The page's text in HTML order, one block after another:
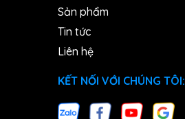
Sản phẩm
Tin tức
Liên hệ
KẾT NỐI VỚI CHÚNG TÔI: